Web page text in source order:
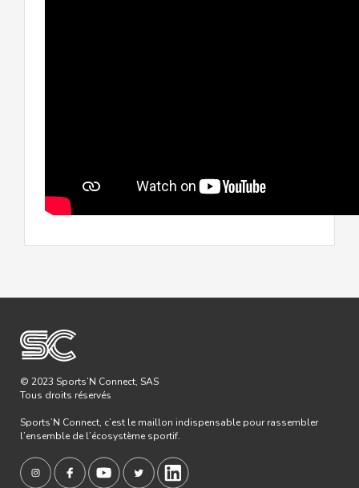
© 2023 Sports’N Connect, SAS
Tous droits réservés
Sports’N Connect, c’est le maillon indispensable pour rassembler
l’ensemble de l’écosystème sportif.